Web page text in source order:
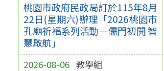
桃園市政府民政局訂於115年8月
22日(星期六)辦理「2026桃園市
孔廟祈福系列活動—儒門初開 智
慧啟航」
2026-08-06 教學組